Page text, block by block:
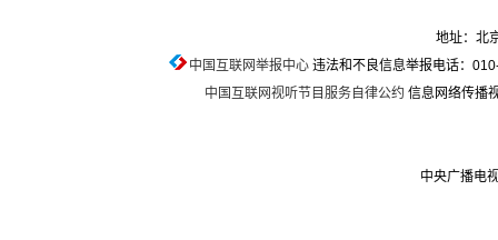
地址：北
中国互联网举报中心违法和不良信息举报电话：
中国互联网视听节目服务自律公约 信息网络传播
中央广播电